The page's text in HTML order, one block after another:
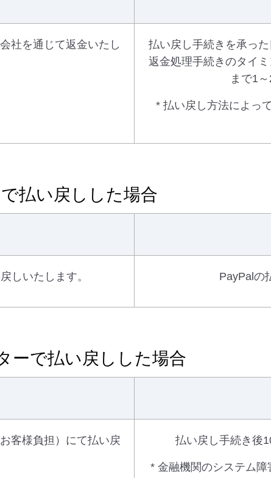
社を通じて返金いたし
払い戻し手続きを承っ
返金処理手続きのタイ
まで1
* 払い戻し方法によっ
払い戻しした場合
しいたします。 PayPalの
ーで払い戻しした場合
客様負担）にて払い戻
払い戻し手続き後
* 金融機関のシステム